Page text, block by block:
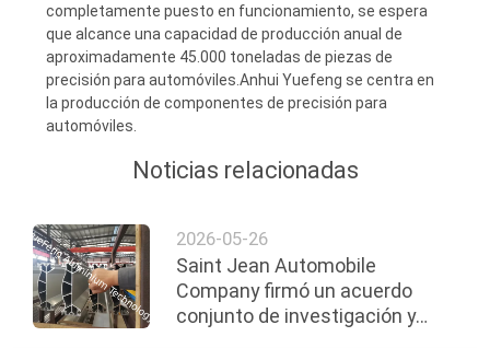
MAPA
DEL
SITIO
completamente puesto en funcionamiento, se espera
que alcance una capacidad de producción anual de
aproximadamente 45.000 toneladas de piezas de
precisión para automóviles.Anhui Yuefeng se centra en
la producción de componentes de precisión para
automóviles.
Noticias relacionadas
2026-05-26
Saint Jean Automobile
Company firmó un acuerdo
conjunto de investigación y